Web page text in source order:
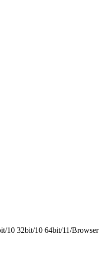
10 32bit/10 64bit/11/Browser